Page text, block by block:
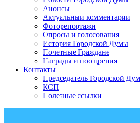
Анонсы
Актуальный комментарий
Фоторепортажи
Опросы и голосования
История Городской Думы
Почетные Граждане
Награды и поощрения
Контакты
Председатель Городской
КСП
Полезные ссылки